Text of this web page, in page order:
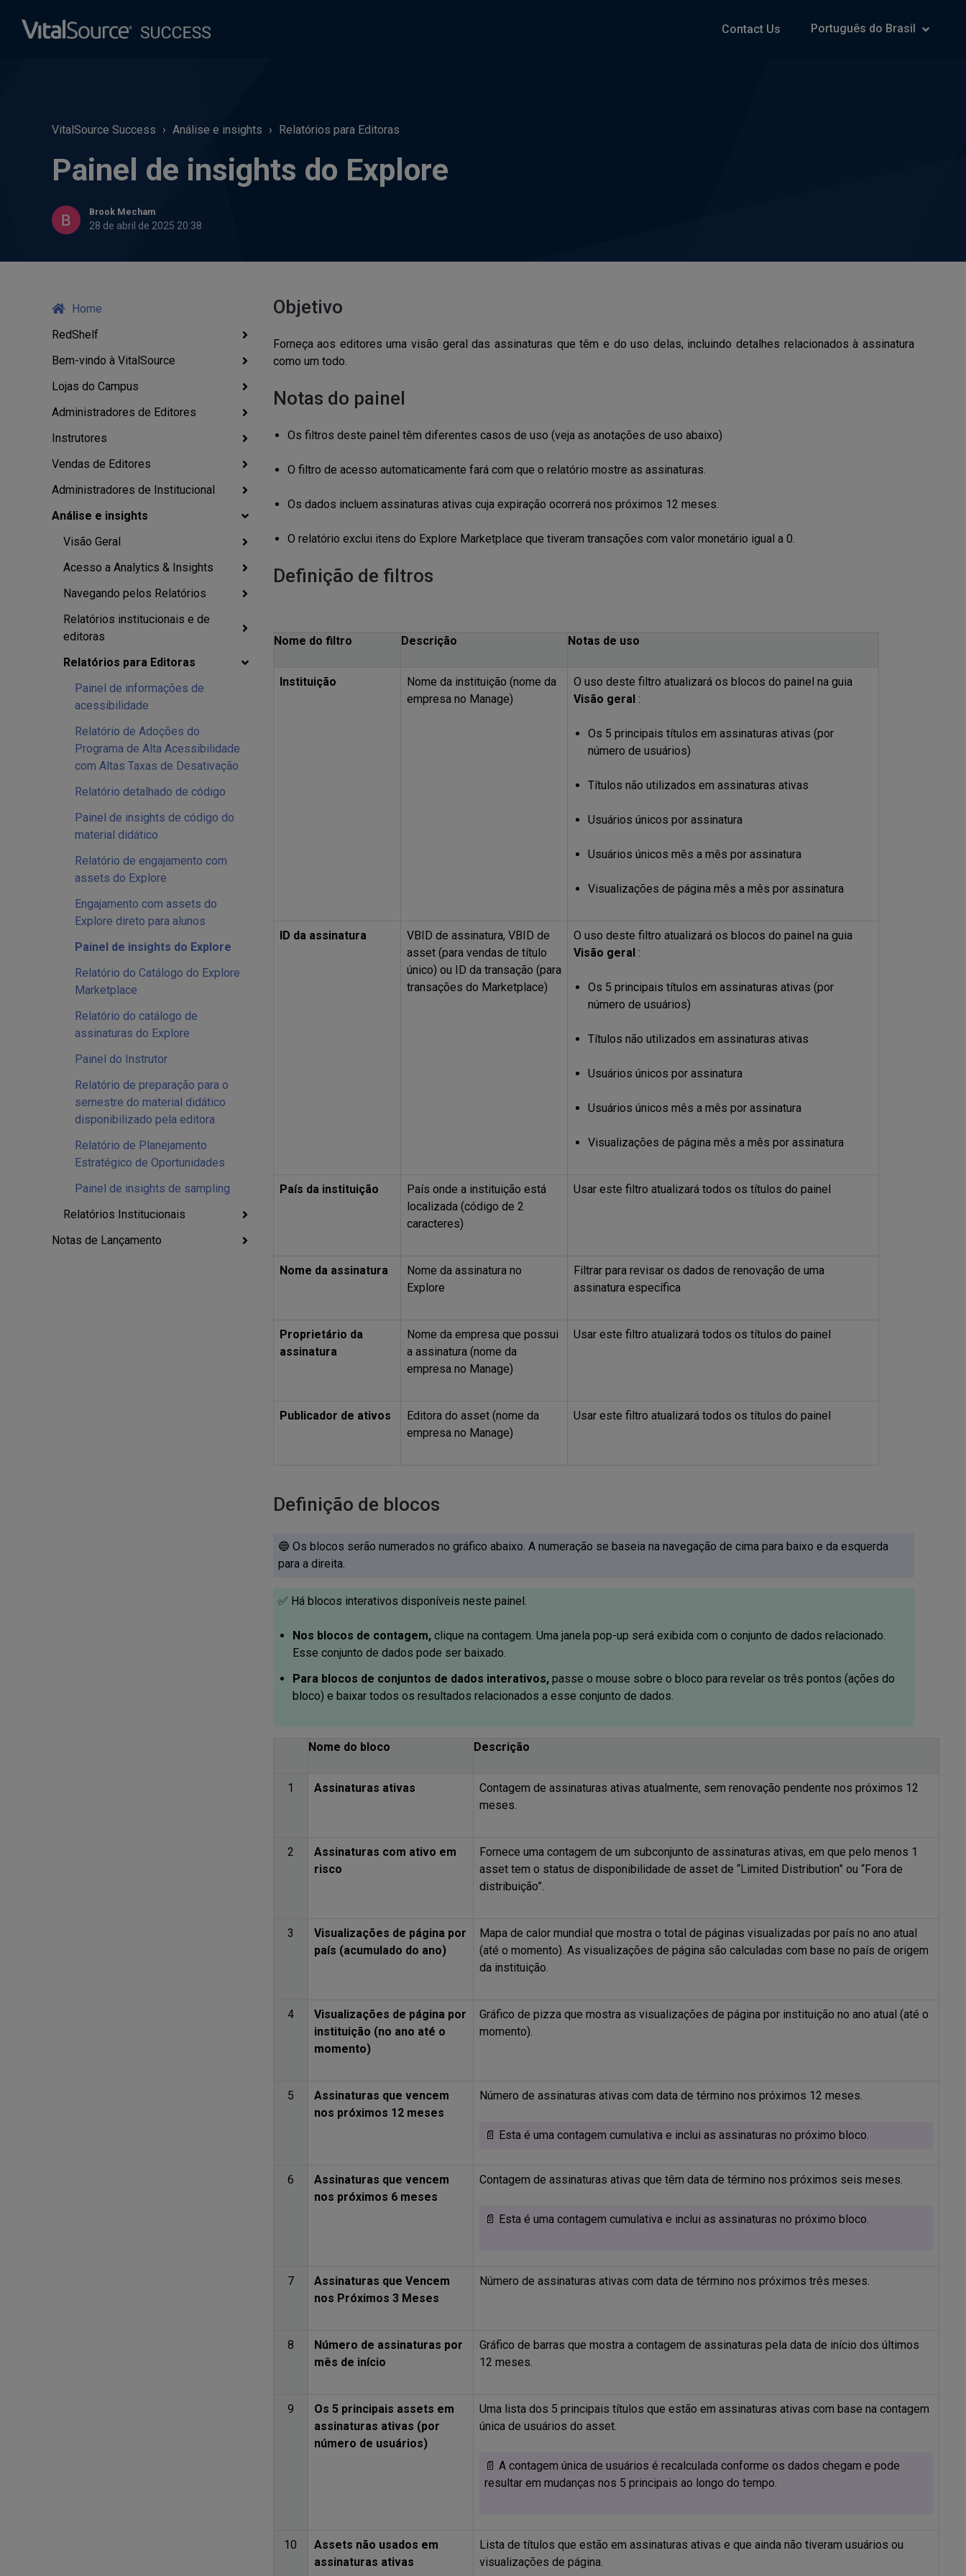
Contact Us Português do Brasil
VitalSource Success Análise e insights Relatórios para Editoras
Painel de insights do Explore
Brook Mecham
28 de abril de 2025 20:38
Home
RedShelf
Bem-vindo à VitalSource
Lojas do Campus
Administradores de Editores
Instrutores
Vendas de Editores
Administradores de Institucional
Análise e insights
Visão Geral
Acesso a Analytics & Insights
Navegando pelos Relatórios
Relatórios institucionais e de
editoras
Relatórios para Editoras
Painel de informações de
acessibilidade
Relatório de Adoções do
Programa de Alta Acessibilidade
com Altas Taxas de Desativação
Relatório detalhado de código
Painel de insights de código do
material didático
Relatório de engajamento com
assets do Explore
Engajamento com assets do
Explore direto para alunos
Painel de insights do Explore
Relatório do Catálogo do Explore
Marketplace
Relatório do catálogo de
assinaturas do Explore
Painel do Instrutor
Relatório de preparação para o
semestre do material didático
disponibilizado pela editora
Relatório de Planejamento
Estratégico de Oportunidades
Painel de insights de sampling
Relatórios Institucionais
Notas de Lançamento
Objetivo
Forneça aos editores uma visão geral das assinaturas que têm e do uso delas, incluindo detalhes relacionados à assinatura
como um todo.
Notas do painel
Os filtros deste painel têm diferentes casos de uso (veja as anotações de uso abaixo)
O filtro de acesso automaticamente fará com que o relatório mostre as assinaturas.
Os dados incluem assinaturas ativas cuja expiração ocorrerá nos próximos 12 meses.
O relatório exclui itens do Explore Marketplace que tiveram transações com valor monetário igual a 0.
Definição de filtros
Nome do filtro Descrição Notas de uso
Instituição
Nome da instituição (nome da
empresa no Manage)
O uso deste filtro atualizará os blocos do painel na guia
Visão geral :
Os 5 principais títulos em assinaturas ativas (por
número de usuários)
Títulos não utilizados em assinaturas ativas
Usuários únicos por assinatura
Usuários únicos mês a mês por assinatura
Visualizações de página mês a mês por assinatura
ID da assinatura
VBID de assinatura, VBID de
asset (para vendas de título
único) ou ID da transação (para
transações do Marketplace)
O uso deste filtro atualizará os blocos do painel na guia
Visão geral :
Os 5 principais títulos em assinaturas ativas (por
número de usuários)
Títulos não utilizados em assinaturas ativas
Usuários únicos por assinatura
Usuários únicos mês a mês por assinatura
Visualizações de página mês a mês por assinatura
País da instituição
País onde a instituição está
localizada (código de 2
caracteres)
Usar este filtro atualizará todos os títulos do painel
Nome da assinatura
Nome da assinatura no
Explore
Filtrar para revisar os dados de renovação de uma
assinatura específica
Proprietário da
assinatura
Nome da empresa que possui
a assinatura (nome da
empresa no Manage)
Usar este filtro atualizará todos os títulos do painel
Publicador de ativos
Editora do asset (nome da
empresa no Manage)
Usar este filtro atualizará todos os títulos do painel
Definição de blocos
🔵 Os blocos serão numerados no gráfico abaixo. A numeração se baseia na navegação de cima para baixo e da esquerda
para a direita.
✅ Há blocos interativos disponíveis neste painel.
Nos blocos de contagem,clique na contagem. Uma janela pop-up será exibida com o conjunto de dados relacionado.
Esse conjunto de dados pode ser baixado.
Para blocos de conjuntos de dados interativos,passe o mouse sobre o bloco para revelar os três pontos (ações do
bloco) e baixar todos os resultados relacionados a esse conjunto de dados.
Nome do bloco Descrição
1 Assinaturas ativas
Contagem de assinaturas ativas atualmente, sem renovação pendente nos próximos 12
meses.
2
Assinaturas com ativo em
risco
Fornece uma contagem de um subconjunto de assinaturas ativas, em que pelo menos 1
asset tem o status de disponibilidade de asset de “Limited Distribution” ou “Fora de
distribuição”.
3
Visualizações de página por
país (acumulado do ano)
Mapa de calor mundial que mostra o total de páginas visualizadas por país no ano atual
(até o momento). As visualizações de página são calculadas com base no país de origem
da instituição.
4
Visualizações de página por
instituição (no ano até o
momento)
Gráfico de pizza que mostra as visualizações de página por instituição no ano atual (até o
momento).
5
Assinaturas que vencem
nos próximos 12 meses
Número de assinaturas ativas com data de término nos próximos 12 meses.
📄 Esta é uma contagem cumulativa e inclui as assinaturas no próximo bloco.
6
Assinaturas que vencem
nos próximos 6 meses
Contagem de assinaturas ativas que têm data de término nos próximos seis meses.
📄 Esta é uma contagem cumulativa e inclui as assinaturas no próximo bloco.
7
Assinaturas que Vencem
nos Próximos 3 Meses
Número de assinaturas ativas com data de término nos próximos três meses.
8
Número de assinaturas por
mês de início
Gráfico de barras que mostra a contagem de assinaturas pela data de início dos últimos
12 meses.
9
Os 5 principais assets em
assinaturas ativas (por
número de usuários)
Uma lista dos 5 principais títulos que estão em assinaturas ativas com base na contagem
única de usuários do asset.
📄 A contagem única de usuários é recalculada conforme os dados chegam e pode
resultar em mudanças nos 5 principais ao longo do tempo.
10
Assets não usados em
assinaturas ativas
Lista de títulos que estão em assinaturas ativas e que ainda não tiveram usuários ou
visualizações de página.